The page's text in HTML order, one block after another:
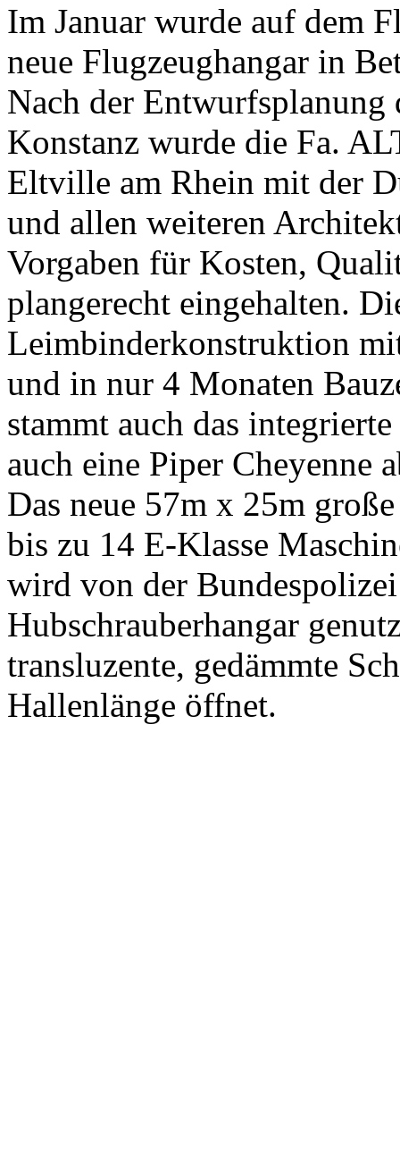
Im Januar wurde auf dem
neue Flugzeughangar in
Nach der Entwurfsplanung
Konstanz wurde die Fa.
Eltville am Rhein mit der
und allen weiteren
Vorgaben für Kosten,
plangerecht eingehalten.
Leimbinderkonstruktion
und in nur 4 Monaten
stammt auch das
auch eine Piper Cheyenne
Das neue 57m x 25m
bis zu 14 E-Klasse
wird von der
Hubschrauberhangar
transluzente, gedämmte
Hallenlänge öffnet.